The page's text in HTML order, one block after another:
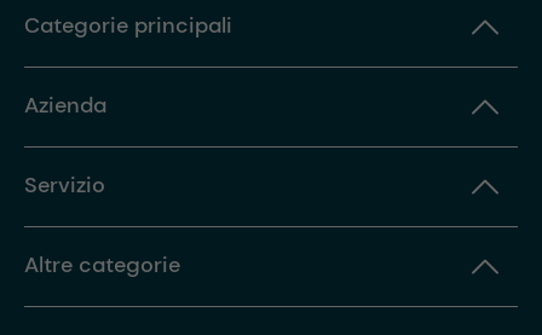
Categorie principali
Azienda
Servizio
Altre categorie